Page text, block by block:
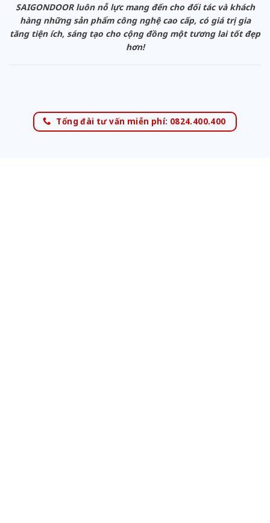
SAIGONDOOR luôn nỗ lực mang đến cho đối tác và khách
hàng những sản phẩm công nghệ cao cấp, có giá trị gia
tăng tiện ích, sáng tạo cho cộng đồng một tương lai tốt đẹp
hơn!
Tổng đài tư vấn miễn phí: 0824.400.400